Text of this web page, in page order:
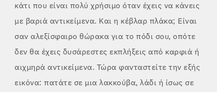
κάτι που είναι πολύ χρήσιμο όταν έχεις να κάνεις
με βαριά αντικείμενα. Και η κέβλαρ πλάκα; Είναι
σαν αλεξίσφαιρο θώρακα για το πόδι σου, οπότε
δεν θα έχεις δυσάρεστες εκπλήξεις από καρφιά ή
αιχμηρά αντικείμενα. Τώρα φανταστείτε την εξής
εικόνα: πατάτε σε μια λακκούβα, λάδι ή ίσως σε